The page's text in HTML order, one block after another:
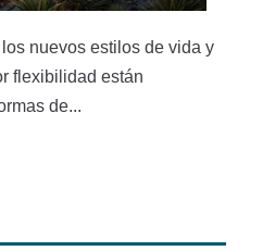
nuevos estilos de vida y
flexibilidad están
de...